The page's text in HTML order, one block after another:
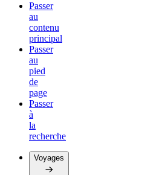
Passer
au
contenu
principal
Passer
au
pied
de
page
Passer
à
la
recherche
Voyages